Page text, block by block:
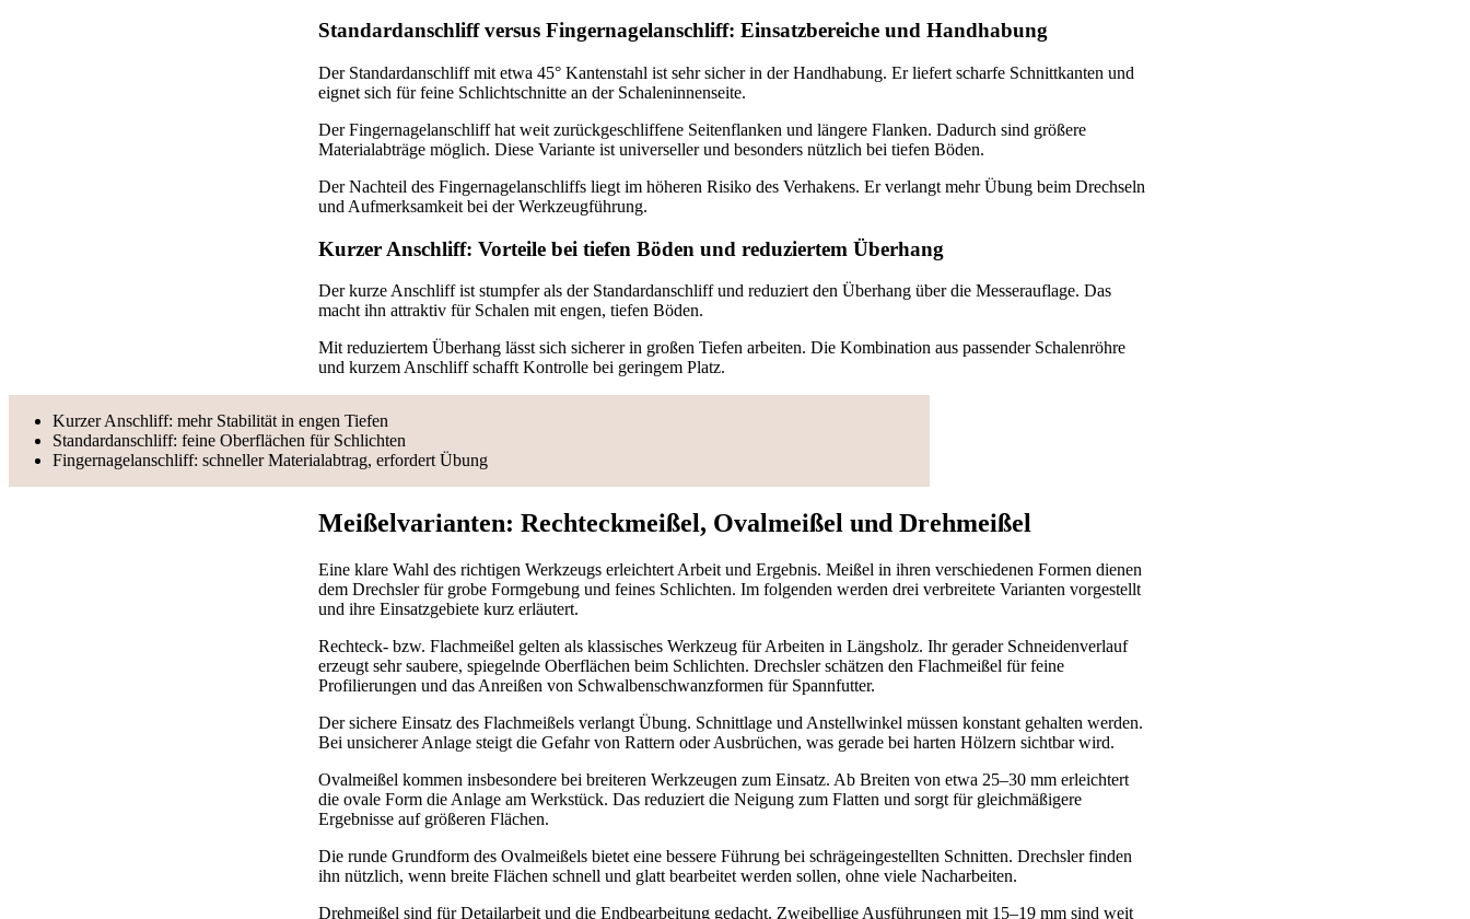
Standardanschliff versus Fingernagelanschliff: Einsatzbereiche und Handhabung
Der Standardanschliff mit etwa 45° Kantenstahl ist sehr sicher in der Handhabung. Er liefert scharfe Schnittkanten und
eignet sich für feine Schlichtschnitte an der Schaleninnenseite.
Der Fingernagelanschliff hat weit zurückgeschliffene Seitenflanken und längere Flanken. Dadurch sind größere
Materialabträge möglich. Diese Variante ist universeller und besonders nützlich bei tiefen Böden.
Der Nachteil des Fingernagelanschliffs liegt im höheren Risiko des Verhakens. Er verlangt mehr Übung beim Drechseln
und Aufmerksamkeit bei der Werkzeugführung.
Kurzer Anschliff: Vorteile bei tiefen Böden und reduziertem Überhang
Der kurze Anschliff ist stumpfer als der Standardanschliff und reduziert den Überhang über die Messerauflage. Das
macht ihn attraktiv für Schalen mit engen, tiefen Böden.
Mit reduziertem Überhang lässt sich sicherer in großen Tiefen arbeiten. Die Kombination aus passender Schalenröhre
und kurzem Anschliff schafft Kontrolle bei geringem Platz.
Kurzer Anschliff: mehr Stabilität in engen Tiefen
Standardanschliff: feine Oberflächen für Schlichten
Fingernagelanschliff: schneller Materialabtrag, erfordert Übung
Meißelvarianten: Rechteckmeißel, Ovalmeißel und Drehmeißel
Eine klare Wahl des richtigen Werkzeugs erleichtert Arbeit und Ergebnis. Meißel in ihren verschiedenen Formen dienen
dem Drechsler für grobe Formgebung und feines Schlichten. Im folgenden werden drei verbreitete Varianten vorgestellt
und ihre Einsatzgebiete kurz erläutert.
Rechteck‑ bzw. Flachmeißel gelten als klassisches Werkzeug für Arbeiten in Längsholz. Ihr gerader Schneidenverlauf
erzeugt sehr saubere, spiegelnde Oberflächen beim Schlichten. Drechsler schätzen den Flachmeißel für feine
Profilierungen und das Anreißen von Schwalbenschwanzformen für Spannfutter.
Der sichere Einsatz des Flachmeißels verlangt Übung. Schnittlage und Anstellwinkel müssen konstant gehalten werden.
Bei unsicherer Anlage steigt die Gefahr von Rattern oder Ausbrüchen, was gerade bei harten Hölzern sichtbar wird.
Ovalmeißel kommen insbesondere bei breiteren Werkzeugen zum Einsatz. Ab Breiten von etwa 25–30 mm erleichtert
die ovale Form die Anlage am Werkstück. Das reduziert die Neigung zum Flatten und sorgt für gleichmäßigere
Ergebnisse auf größeren Flächen.
Die runde Grundform des Ovalmeißels bietet eine bessere Führung bei schrägeingestellten Schnitten. Drechsler finden
ihn nützlich, wenn breite Flächen schnell und glatt bearbeitet werden sollen, ohne viele Nacharbeiten.
Drehmeißel sind für Detailarbeit und die Endbearbeitung gedacht. Zweibellige Ausführungen mit 15–19 mm sind weit